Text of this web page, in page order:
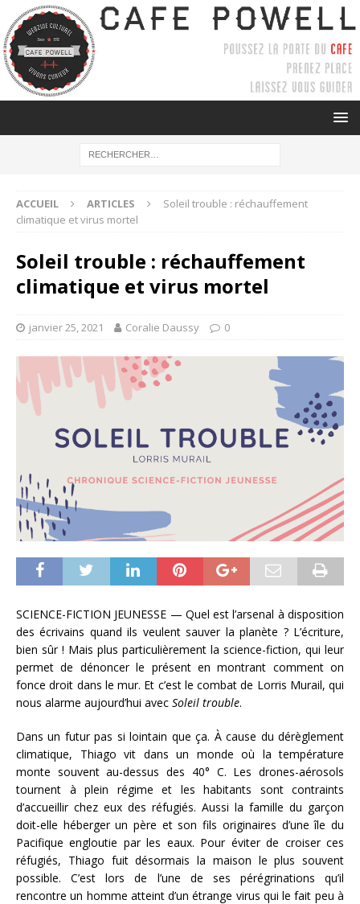
ACCUEIL ARTICLES
Soleil trouble : réchauffement
climatique et virus mortel
Soleil trouble : réchauffement
climatique et virus mortel
janvier 25, 2021 Coralie Daussy 0
SCIENCE-FICTION JEUNESSE — Quel est l’arsenal à disposition
des écrivains quand ils veulent sauver la planète ? L’écriture,
bien sûr ! Mais plus particulièrement la science-fiction, qui leur
permet de dénoncer le présent en montrant comment on
fonce droit dans le mur. Et c’est le combat de Lorris Murail, qui
nous alarme aujourd’hui avec Soleil trouble.
Dans un futur pas si lointain que ça. À cause du dérèglement
climatique, Thiago vit dans un monde où la température
monte souvent au-dessus des 40° C. Les drones-aérosols
tournent à plein régime et les habitants sont contraints
d’accueillir chez eux des réfugiés. Aussi la famille du garçon
doit-elle héberger un père et son fils originaires d’une île du
Pacifique engloutie par les eaux. Pour éviter de croiser ces
réfugiés, Thiago fuit désormais la maison le plus souvent
possible. C’est lors de l’une de ses pérégrinations qu’il
rencontre un homme atteint d’un étrange virus qui le fait peu à